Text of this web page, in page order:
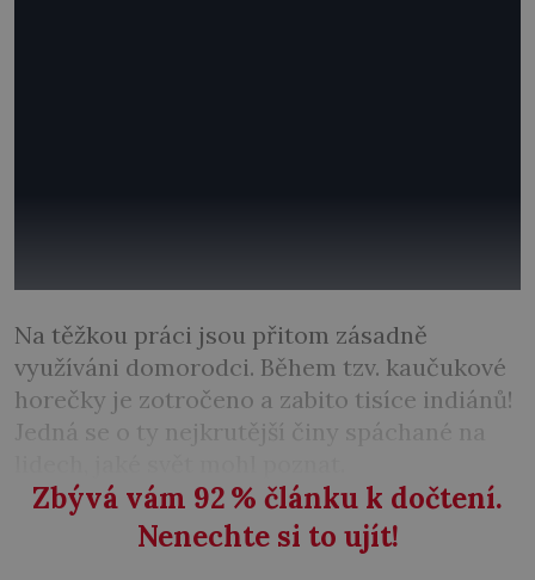
Na těžkou práci jsou přitom zásadně
využíváni domorodci. Během tzv. kaučukové
horečky je zotročeno a zabito tisíce indiánů!
Jedná se o ty nejkrutější činy spáchané na
Zbývá vám 92% článku k dočtení.
Nenechte si to ujít!